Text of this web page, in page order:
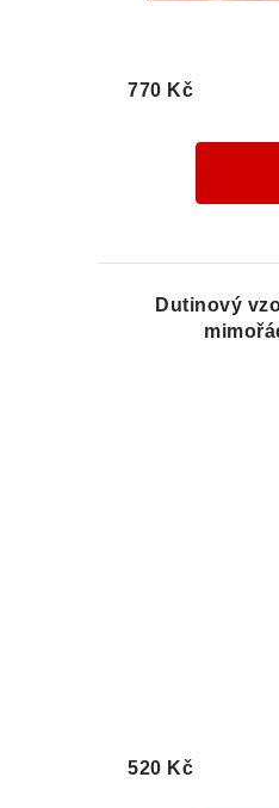
770 Kč
Dutinový
520 Kč